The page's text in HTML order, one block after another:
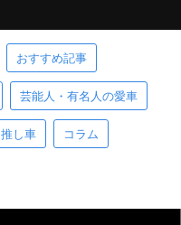
おすすめ記事
芸能人・有名人の愛車
推し車 コラム